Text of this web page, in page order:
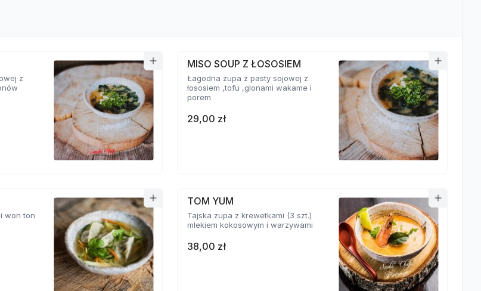
z
MISO SOUP Z ŁOSOSIEM
Łagodna zupa z pasty sojowej z
łososiem ,tofu ,glonami wakame i
porem
29,00 zł
won ton
TOM YUM
Tajska zupa z krewetkami (3 szt.)
mlekiem kokosowym i warzywami
38,00 zł